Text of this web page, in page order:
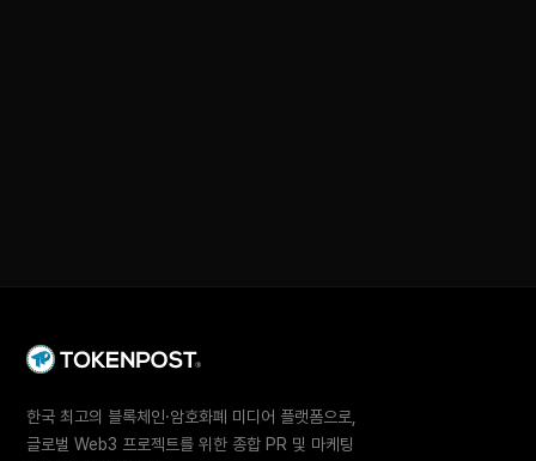
한국 최고의 블록체인·암호화폐 미디어 플랫폼으로,
글로벌 Web3 프로젝트를 위한 종합 PR 및 마케팅